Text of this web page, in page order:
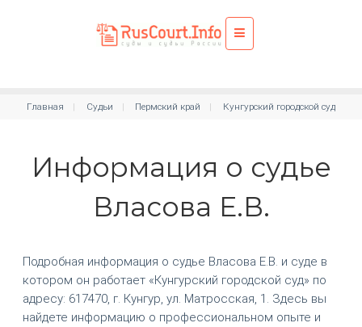
Главная Судьи Пермский край Кунгурский городской суд
Информация о судье
Власова Е.В.
Подробная информация о судье Власова Е.В. и суде в
котором он работает «Кунгурский городской суд» по
адресу: 617470, г. Кунгур, ул. Матросская, 1. Здесь вы
найдете информацию о профессиональном опыте и